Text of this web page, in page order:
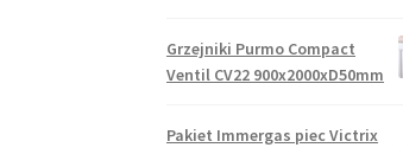
Grzejniki Purmo Compact
Ventil CV22 900x2000xD50mm
Pakiet Immergas piec Victrix